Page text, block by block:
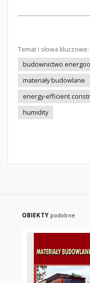
Temat i słowa kluczowe:
budownictwo
materiały budowlane
energy-efficient
humidity
OBIEKTY podobne